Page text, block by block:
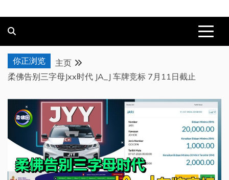
你正浏览
主页
柔佛告别三字母Jxx时代 JA_J 车牌竞标 7月11日截止